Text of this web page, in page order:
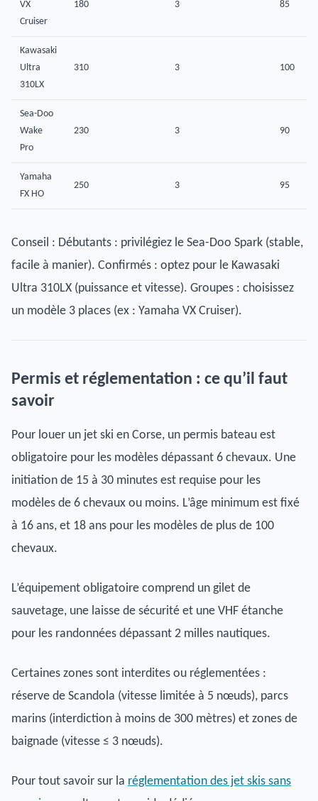
VX
Cruiser
180 3 85
Kawasaki
Ultra
310LX
310 3 100
Sea-Doo
Wake
Pro
230 3 90
Yamaha
FX HO
250 3 95
Conseil : Débutants : privilégiez le Sea-Doo Spark (stable,
facile à manier). Confirmés : optez pour le Kawasaki
Ultra 310LX (puissance et vitesse). Groupes : choisissez
un modèle 3 places (ex : Yamaha VX Cruiser).
Permis et réglementation : ce qu’il faut
savoir
Pour louer un jet ski en Corse, un permis bateau est
obligatoire pour les modèles dépassant 6 chevaux. Une
initiation de 15 à 30 minutes est requise pour les
modèles de 6 chevaux ou moins. L’âge minimum est fixé
à 16 ans, et 18 ans pour les modèles de plus de 100
chevaux.
L’équipement obligatoire comprend un gilet de
sauvetage, une laisse de sécurité et une VHF étanche
pour les randonnées dépassant 2 milles nautiques.
Certaines zones sont interdites ou réglementées :
réserve de Scandola (vitesse limitée à 5 nœuds), parcs
marins (interdiction à moins de 300 mètres) et zones de
baignade (vitesse ≤ 3 nœuds).
Pour tout savoir sur la réglementation des jet skis sans